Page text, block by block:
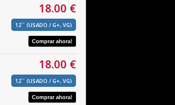
18.00 €
12´´ (USADO / G+, VG)
18.00 €
12´´ (USADO / G+, VG)